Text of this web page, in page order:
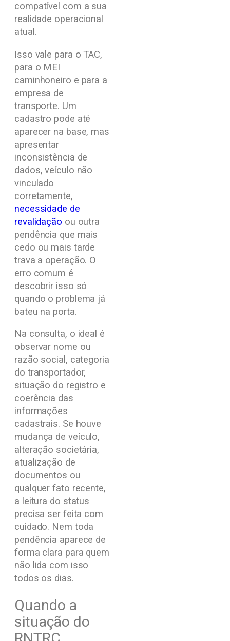
compatível com a sua
realidade operacional
atual.
Isso vale para o TAC,
para o MEI
caminhoneiro e para a
empresa de
transporte. Um
cadastro pode até
aparecer na base, mas
apresentar
inconsistência de
dados, veículo não
vinculado
corretamente,
necessidade de
revalidação ou outra
pendência que mais
cedo ou mais tarde
trava a operação. O
erro comum é
descobrir isso só
quando o problema já
bateu na porta.
Na consulta, o ideal é
observar nome ou
razão social, categoria
do transportador,
situação do registro e
coerência das
informações
cadastrais. Se houve
mudança de veículo,
alteração societária,
atualização de
documentos ou
qualquer fato recente,
a leitura do status
precisa ser feita com
cuidado. Nem toda
pendência aparece de
forma clara para quem
não lida com isso
todos os dias.
Quando a
situação do